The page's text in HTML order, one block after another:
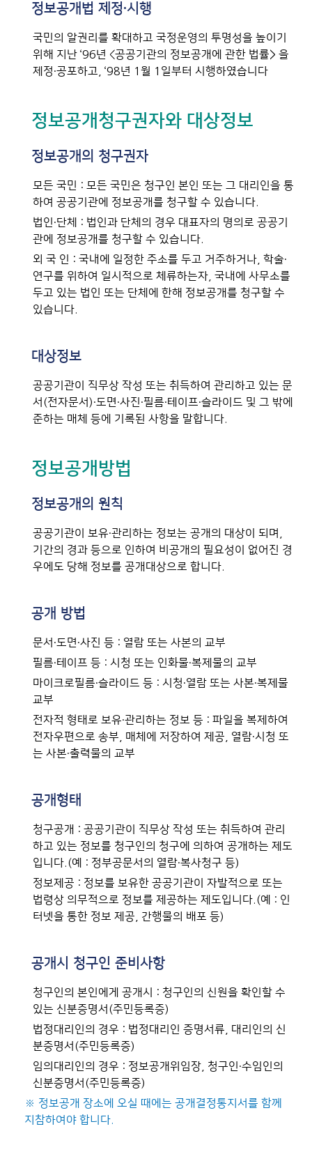
정보공개법 제정·시행
국민의 알권리를 확대하고 국정운영의 투명성을 높이기
위해 지난 ‘96년 <공공기관의 정보공개에 관한 법률> 을
제정·공포하고, ‘98년 1월 1일부터 시행하였습니다
정보공개청구권자와 대상정보
정보공개의 청구권자
모든 국민 : 모든 국민은 청구인 본인 또는 그 대리인을 통
하여 공공기관에 정보공개를 청구할 수 있습니다.
법인·단체 : 법인과 단체의 경우 대표자의 명의로 공공기
관에 정보공개를 청구할 수 있습니다.
외 국 인 : 국내에 일정한 주소를 두고 거주하거나, 학술·
연구를 위하여 일시적으로 체류하는자, 국내에 사무소를
두고 있는 법인 또는 단체에 한해 정보공개를 청구할 수
있습니다.
대상정보
공공기관이 직무상 작성 또는 취득하여 관리하고 있는 문
서(전자문서)·도면·사진·필름·테이프·슬라이드 및 그 밖에
준하는 매체 등에 기록된 사항을 말합니다.
정보공개방법
정보공개의 원칙
공공기관이 보유·관리하는 정보는 공개의 대상이 되며,
기간의 경과 등으로 인하여 비공개의 필요성이 없어진 경
우에도 당해 정보를 공개대상으로 합니다.
공개 방법
문서·도면·사진 등 : 열람 또는 사본의 교부
필름·테이프 등 : 시청 또는 인화물·복제물의 교부
마이크로필름·슬라이드 등 : 시청·열람 또는 사본·복제물
교부
전자적 형태로 보유·관리하는 정보 등 : 파일을 복제하여
전자우편으로 송부, 매체에 저장하여 제공, 열람·시청 또
는 사본·출력물의 교부
공개형태
청구공개 : 공공기관이 직무상 작성 또는 취득하여 관리
하고 있는 정보를 청구인의 청구에 의하여 공개하는 제도
입니다.(예 : 정부공문서의 열람·복사청구 등)
정보제공 : 정보를 보유한 공공기관이 자발적으로 또는
법령상 의무적으로 정보를 제공하는 제도입니다.(예 : 인
터넷을 통한 정보 제공, 간행물의 배포 등)
공개시 청구인 준비사항
청구인의 본인에게 공개시 : 청구인의 신원을 확인할 수
있는 신분증명서(주민등록증)
법정대리인의 경우 : 법정대리인 증명서류, 대리인의 신
분증명서(주민등록증)
임의대리인의 경우 : 정보공개위임장, 청구인·수임인의
신분증명서(주민등록증)
※ 정보공개 장소에 오실 때에는 공개결정통지서를 함께
지참하여야 합니다.